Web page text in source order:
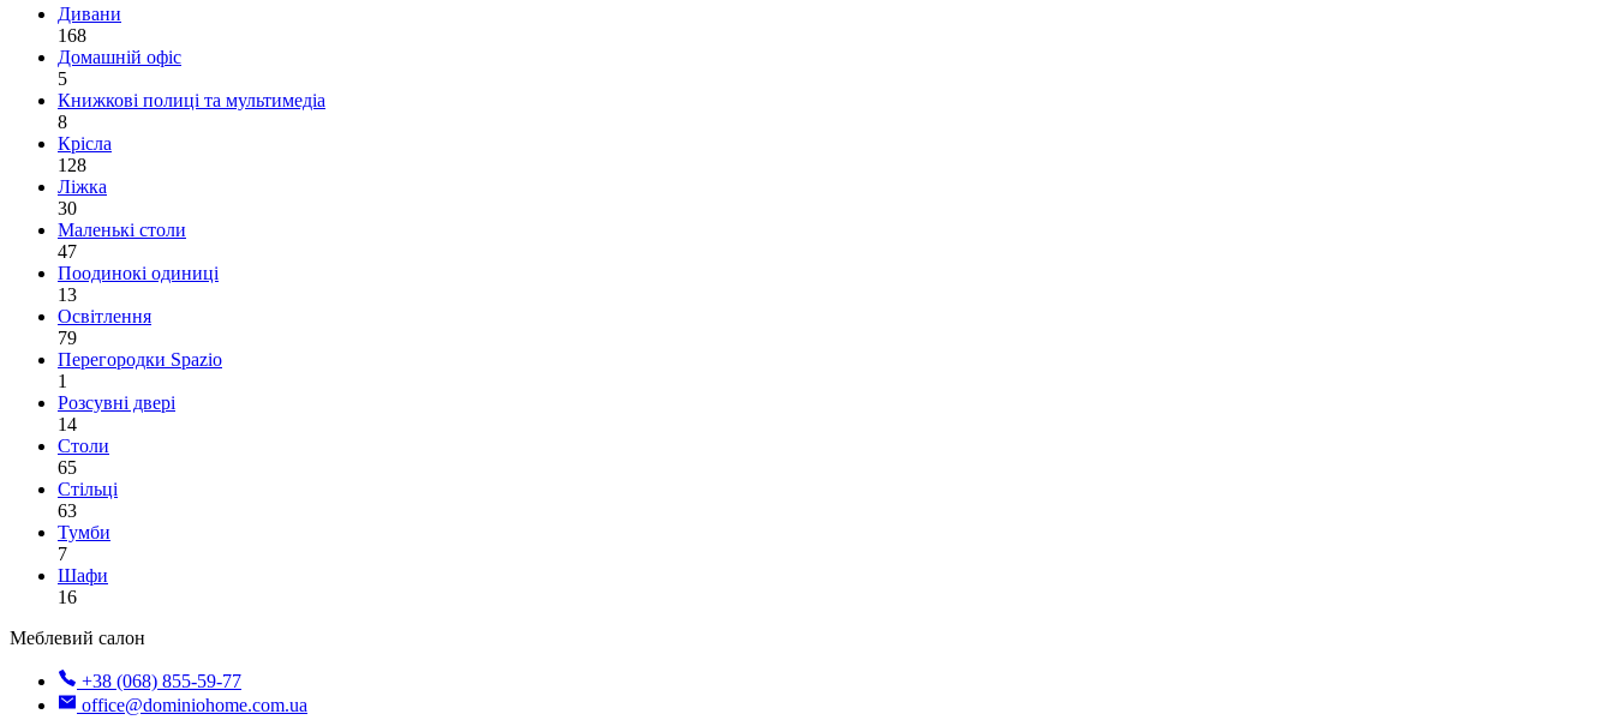
Дивани
168
Домашній офіс
5
Книжкові полиці та мультимедіа
8
Крісла
128
Ліжка
30
Маленькі столи
47
Поодинокі одиниці
13
Освітлення
79
Перегородки Spazio
1
Розсувні двері
14
Столи
65
Стільці
63
Тумби
7
Шафи
16
Меблевий салон
+38 (068) 855-59-77
office@dominiohome.com.ua